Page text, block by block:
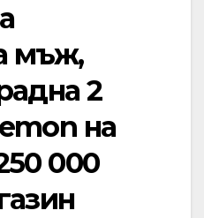
мъж,
2
на
000